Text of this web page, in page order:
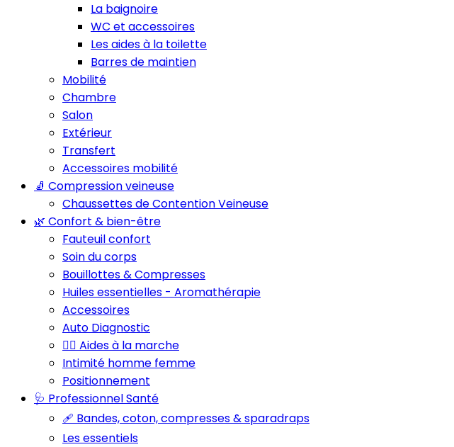
La baignoire
WC et accessoires
Les aides à la toilette
Barres de maintien
Mobilité
Chambre
Salon
Extérieur
Transfert
Accessoires mobilité
🧦 Compression veineuse
Chaussettes de Contention Veineuse
🌿 Confort & bien-être
Fauteuil confort
Soin du corps
Bouillottes & Compresses
Huiles essentielles - Aromathérapie
Accessoires
Auto Diagnostic
🚶‍♂️ Aides à la marche
Intimité homme femme
Positionnement
🩺 Professionnel Santé
🩹 Bandes, coton, compresses & sparadraps
Les essentiels